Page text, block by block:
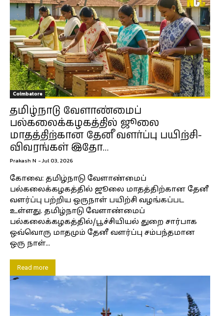
Coimbatore
தமிழ்நாடு வேளாண்மைப்
பல்கலைக்கழகத்தில் ஜூலை
மாதத்திற்கான தேனீ வளர்ப்பு பயிற்சி-
விவரங்கள் இதோ…
Prakash N -Jul 03, 2026
கோவை: தமிழ்நாடு வேளாண்மைப்
பல்கலைக்கழகத்தில் ஜூலை மாதத்திற்கான தேனீ
வளர்ப்பு பற்றிய ஒருநாள் பயிற்சி வழங்கப்பட
உள்ளது. தமிழ்நாடு வேளாண்மைப்
பல்கலைக்கழகத்தில்/பூச்சியியல் துறை சார்பாக
ஒவ்வொரு மாதமும் தேனீ வளர்ப்பு சம்பந்தமான
ஒரு நாள்...
Read more